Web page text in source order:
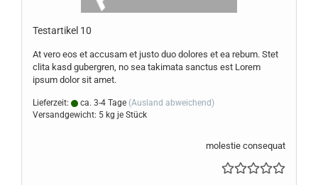
Te­st­ar­ti­kel 10
At vero eos et ac­cu­sam et justo duo do­lo­res et ea rebum. Stet
clita kasd gu­ber­gren, no sea ta­ki­ma­ta sanc­tus est Lorem
ipsum dolor sit amet.
Lieferzeit: ca. 3-4 Tage (Ausland abweichend)
Versandgewicht: 5 kg je Stück
molestie consequat